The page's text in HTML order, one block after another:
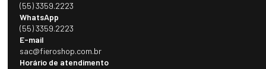
(55) 3359.2223
WhatsApp
(55) 3359.2223
E-mail
sac@fieroshop.com.br
Horário de atendimento